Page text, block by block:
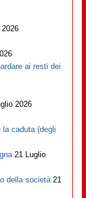
ai resti dei
2026
la caduta (degli
21 Luglio
della società 21